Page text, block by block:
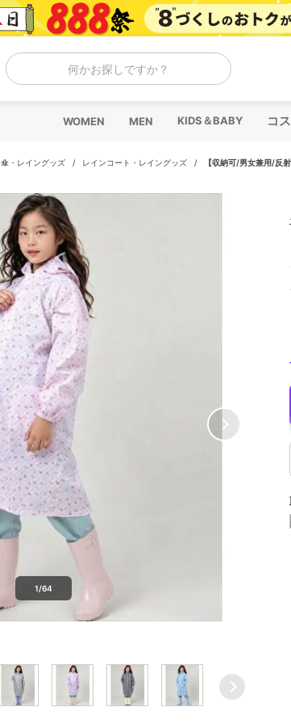
何かお探しですか？
WOMEN MEN KIDS＆BABY コ
傘・レイングッズ / レインコート・レイングッズ / 【収納可/男女兼用/反
1/64